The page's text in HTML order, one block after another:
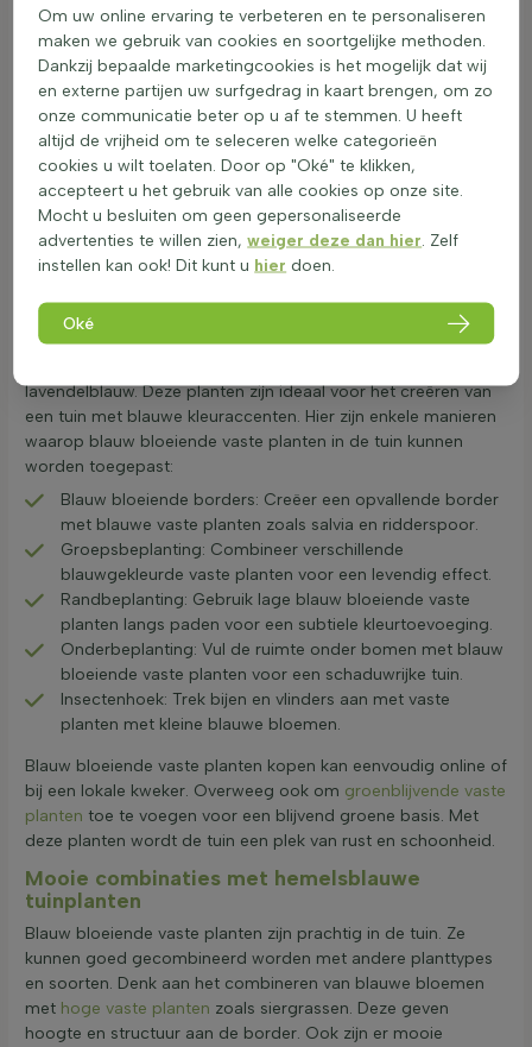
waslaag of beharing en een diep wortelgestel kunnen beter
tegen droogte. Blauw bloeiende vaste planten zijn over het
algemeen niet giftig en veilig voor kinderen en huisdieren. Bij
normaal tuingebruik vormen ze geen gevaar. Ze dragen bij
aan de biodiversiteit door hun langdurige bloei en
insectenvriendelijke eigenschappen. Ze bieden voedsel en
schuilplaatsen voor dieren en helpen het ecosysteem in
balans te houden. Voor meer informatie over geschikte
planten, bekijkvaste planten voor op droge grond
Waarom kiezen voor blauwgekleurde vaste
Blauw bloeiende vaste planten zijn een prachtige toevoeging
aan elke tuin. Ze brengen rust en harmonie met hun
lavendelblauw. Deze planten zijn ideaal voor het creëren van
een tuin met blauwe kleuraccenten. Hier zijn enkele manieren
waarop blauw bloeiende vaste planten in de tuin kunnen
worden toegepast:
Blauw bloeiende borders: Creëer een opvallende border
met blauwe vaste planten zoals salvia en ridderspoor.
Groepsbeplanting: Combineer verschillende
blauwgekleurde vaste planten voor een levendig effect.
Randbeplanting: Gebruik lage blauw bloeiende vaste
planten langs paden voor een subtiele kleurtoevoeging.
Onderbeplanting: Vul de ruimte onder bomen met blauw
bloeiende vaste planten voor een schaduwrijke tuin.
Insectenhoek: Trek bijen en vlinders aan met vaste
planten met kleine blauwe bloemen.
Blauw bloeiende vaste planten kopen kan eenvoudig online of
bij een lokale kweker. Overweeg ook om groenblijvende vaste
planten toe te voegen voor een blijvend groene basis. Met
deze planten wordt de tuin een plek van rust en schoonheid.
Mooie combinaties met hemelsblauwe
tuinplanten
Blauw bloeiende vaste planten zijn prachtig in de tuin. Ze
kunnen goed gecombineerd worden met andere planttypes
en soorten. Denk aan het combineren van blauwe bloemen
met hoge vaste planten zoals siergrassen. Deze geven
hoogte en structuur aan de border. Ook zijn er mooie
Om uw online ervaring te verbeteren en te personaliseren
maken we gebruik van cookies en soortgelijke methoden.
Dankzij bepaalde marketingcookies is het mogelijk dat wij
en externe partijen uw surfgedrag in kaart brengen, om zo
onze communicatie beter op u af te stemmen. U heeft
altijd de vrijheid om te seleceren welke categorieën
cookies u wilt toelaten. Door op "Oké" te klikken,
accepteert u het gebruik van alle cookies op onze site.
Mocht u besluiten om geen gepersonaliseerde
advertenties te willen zien,weiger deze dan hier . Zelf
instellen kan ook! Dit kunt u hier doen.
Oké